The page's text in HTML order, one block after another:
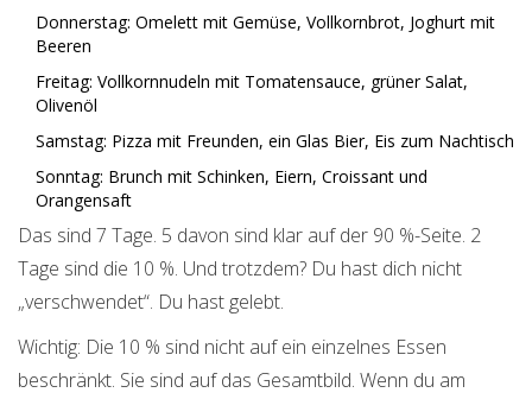
Donnerstag: Omelett mit Gemüse, Vollkornbrot, Joghurt mit
Beeren
Freitag: Vollkornnudeln mit Tomatensauce, grüner Salat,
Olivenöl
Samstag: Pizza mit Freunden, ein Glas Bier, Eis zum Nachtisch
Sonntag: Brunch mit Schinken, Eiern, Croissant und
Orangensaft
Das sind 7 Tage. 5 davon sind klar auf der 90 %-Seite. 2
Tage sind die 10 %. Und trotzdem? Du hast dich nicht
„verschwendet“. Du hast gelebt.
Wichtig: Die 10 % sind nicht auf ein einzelnes Essen
beschränkt. Sie sind auf das Gesamtbild. Wenn du am